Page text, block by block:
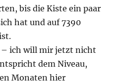
bis die Kiste ein paar
hat und auf 7390
– ich will mir jetzt nicht
dem Niveau,
Monaten hier